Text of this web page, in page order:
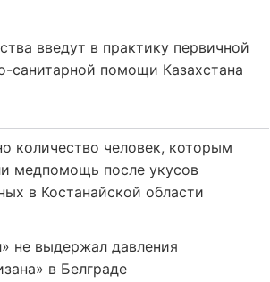
введут в практику первичной
санитарной помощи Казахстана
количество человек, которым
медпомощь после укусов
в Костанайской области
не выдержал давления
в Белграде